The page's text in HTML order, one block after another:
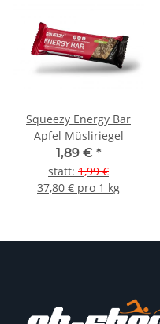
Squeezy Energy Bar
Apfel Müsliriegel
1,89 € *
statt: 1,99 €
37,80 € pro 1 kg